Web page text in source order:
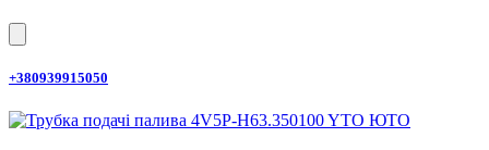
+380939915050